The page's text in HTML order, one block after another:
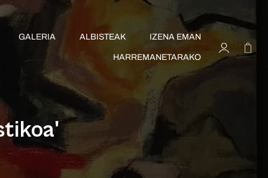
GALERIA ALBISTEAK IZENA EMAN
HARREMANETARAKO